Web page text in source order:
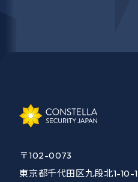
〒102-0073
東京都千代田区九段北1-10-1